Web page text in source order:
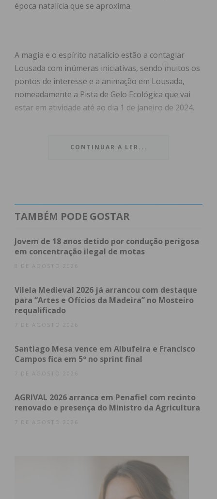
época natalícia que se aproxima.
A magia e o espírito natalício estão a contagiar
Lousada com inúmeras iniciativas, sendo muitos os
pontos de interesse e a animação em Lousada,
nomeadamente a Pista de Gelo Ecológica que vai
estar em atividade até ao dia 1 de janeiro de 2024.
“Comprar em Lousada Vila Natal”, o Município de
Os estabelecimentos interessados em participar
nesta iniciativa devem fazer a sua inscrição através
do formulário disponibilizado em https://www.cm-
lousada.pt/p/compraremlousada.
Após esta inscrição, vai ser distribuído um dístico
identificativo para colocação na sua montra.
O valor mínimo que confere o direito ao cliente de
afixado no interior do estabelecimento e em local
bem visível.
Subscreva a newsletter do
obtenha de forma regular a informação
atualizada.
CONTINUAR A LER...
TAMBÉM PODE GOSTAR
Jovem de 18 anos detido por condução perigosa
em concentração ilegal de motas
8 DE AGOSTO 2026
Vilela Medieval 2026 já arrancou com destaque
para “Artes e Ofícios da Madeira” no Mosteiro
requalificado
7 DE AGOSTO 2026
Santiago Mesa vence em Albufeira e Francisco
Campos fica em 5º no sprint final
7 DE AGOSTO 2026
AGRIVAL 2026 arranca em Penafiel com recinto
renovado e presença do Ministro da Agricultura
7 DE AGOSTO 2026